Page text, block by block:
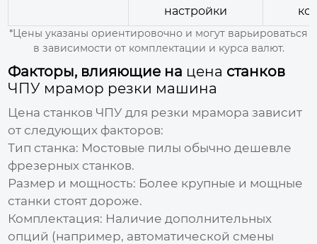
настройки
*Цены указаны ориентировочно и могут варьироваться
в зависимости от комплектации и курса валют.
Факторы, влияющие на цена станков
ЧПУ мрамор резки машина
Цена станков ЧПУ для резки мрамора зависит
от следующих факторов:
Тип станка: Мостовые пилы обычно дешевле
фрезерных станков.
Размер и мощность: Более крупные и мощные
станки стоят дороже.
Комплектация: Наличие дополнительных
опций (например, автоматической смены